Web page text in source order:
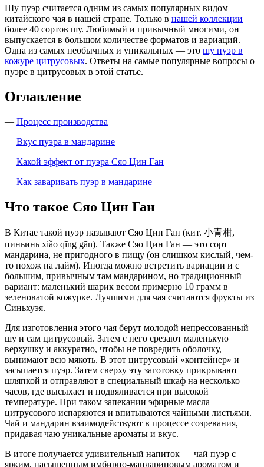
Шу пуэр считается одним из самых популярных видом
китайского чая в нашей стране. Только в нашей коллекции
более 40 сортов шу. Любимый и привычный многими, он
выпускается в большом количестве форматов и вариаций.
Одна из самых необычных и уникальных — это шу пуэр в
кожуре цитрусовых. Ответы на самые популярные вопросы о
пуэре в цитрусовых в этой статье.
Оглавление
— Процесс производства
— Вкус пуэра в мандарине
— Какой эффект от пуэра Сяо Цин Ган
— Как заваривать пуэр в мандарине
Что такое Сяо Цин Ган
В Китае такой пуэр называют Сяо Цин Ган (кит. 小青柑,
пиньинь xiǎo qīng gān). Также Сяо Цин Ган — это сорт
мандарина, не пригодного в пищу (он слишком кислый, чем-
то похож на лайм). Иногда можно встретить вариации и с
большим, привычным там мандарином, но традиционный
вариант: маленький шарик весом примерно 10 грамм в
зеленоватой кожурке. Лучшими для чая считаются фрукты из
Синьхуэя.
Для изготовления этого чая берут молодой непрессованный
шу и сам цитрусовый. Затем с него срезают маленькую
верхушку и аккуратно, чтобы не повредить оболочку,
вынимают всю мякоть. В этот цитрусовый «контейнер» и
засыпается пуэр. Затем сверху эту заготовку прикрывают
шляпкой и отправляют в специальный шкаф на несколько
часов, где высыхает и подвяливается при высокой
температуре. При таком запекании эфирные масла
цитрусового испаряются и впитываются чайными листьями.
Чай и мандарин взаимодействуют в процессе созревания,
придавая чаю уникальные ароматы и вкус.
В итоге получается удивительный напиток — чай пуэр с
ярким, насыщенным имбирно-мандариновым ароматом и